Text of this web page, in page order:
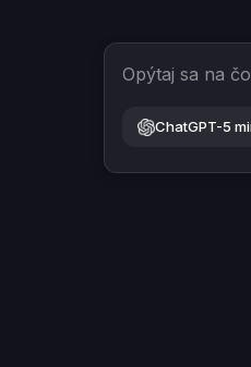
Opýtaj sa na
ChatGPT-5